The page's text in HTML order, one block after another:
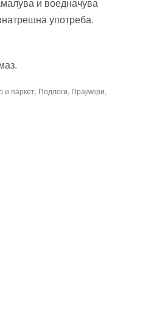
употреба.
и паркет, Подлоги, Прајмери,